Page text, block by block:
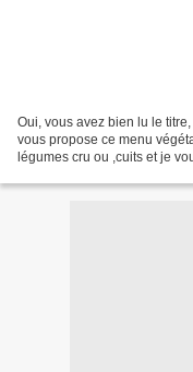
Oui, vous avez bien lu le
vous propose ce menu
légumes cru ou ,cuits et je